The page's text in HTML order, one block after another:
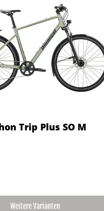
Weitere Varianten
Trip Plus SO M